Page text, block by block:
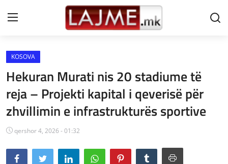
Shtëpi
LAJME MAQEDONI
SHQIPERI
KOSOVA
LAJME NGA BOTA
KOSOVA
Hekuran Murati nis 20 stadiume të
reja – Projekti kapital i qeverisë për
zhvillimin e infrastrukturës sportive
qershor 4, 2026 - 01:32